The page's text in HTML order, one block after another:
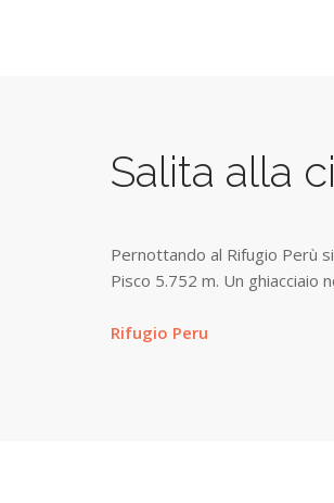
Salita alla
Pernottando al Rifugio Perù
Pisco 5.752 m. Un
Rifugio Peru